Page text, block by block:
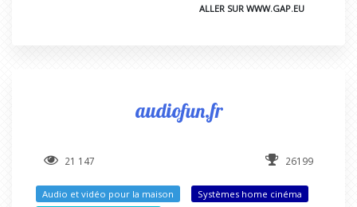
ALLER SUR WWW.GAP.EU
audiofun.fr
21 147 26199
Audio et vidéo pour la maison
Systèmes home cinéma